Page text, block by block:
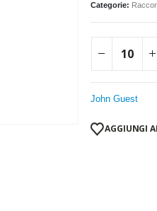
Categorie:
John Guest
AGGIUNGI